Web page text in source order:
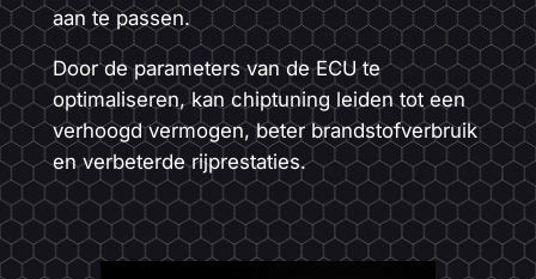
aan te passen.
Door de parameters van de ECU te
optimaliseren, kan chiptuning leiden tot een
verhoogd vermogen, beter brandstofverbruik
en verbeterde rijprestaties.